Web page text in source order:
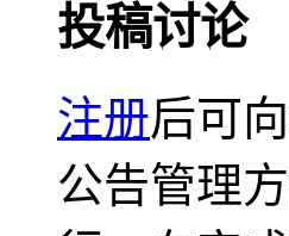
投稿讨论
注册后可
公告管理